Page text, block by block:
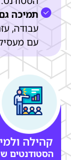
תמיכה
עבודה,
עם
קהילה
הסטודנטים